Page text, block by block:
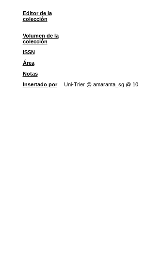
Editor de la
colección
Volumen de la
colección
ISSN
Área
Notas
Insertado por
Uni-Trier @ amaranta_sg @ 10